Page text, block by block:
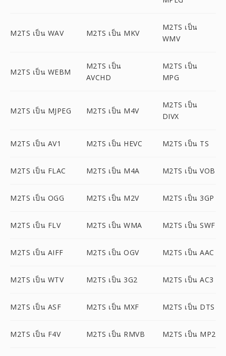
M2TS เป็น WAV M2TS เป็น MKV
M2TS เป็น
WMV
M2TS เป็น WEBM
M2TS เป็น
AVCHD
M2TS เป็น
MPG
M2TS เป็น MJPEG M2TS เป็น M4V
M2TS เป็น
DIVX
M2TS เป็น AV1 M2TS เป็น HEVC M2TS เป็น TS
M2TS เป็น FLAC M2TS เป็น M4A M2TS เป็น VOB
M2TS เป็น OGG M2TS เป็น M2V M2TS เป็น 3GP
M2TS เป็น FLV M2TS เป็น WMA M2TS เป็น SWF
M2TS เป็น AIFF M2TS เป็น OGV M2TS เป็น AAC
M2TS เป็น WTV M2TS เป็น 3G2 M2TS เป็น AC3
M2TS เป็น ASF M2TS เป็น MXF M2TS เป็น DTS
M2TS เป็น F4V M2TS เป็น RMVB M2TS เป็น MP2